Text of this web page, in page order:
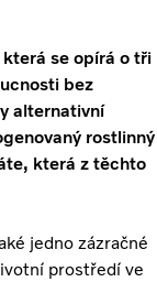
se opírá o tři
bez
alternativní
rostlinný
která z těchto
jedno zázračné
prostředí ve